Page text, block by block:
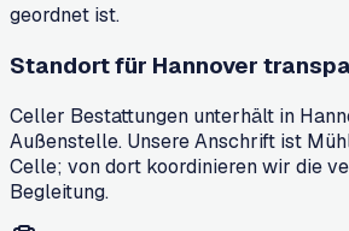
geordnet ist.
Standort für Hannover
Celler Bestattungen unterhält in
Außenstelle. Unsere Anschrift ist
Celle; von dort koordinieren wir die
Begleitung.